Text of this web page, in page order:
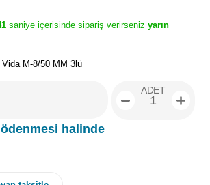
saniye içerisinde sipariş verirseniz yarın
M-8/50 MM 3lü
halinde
ADET